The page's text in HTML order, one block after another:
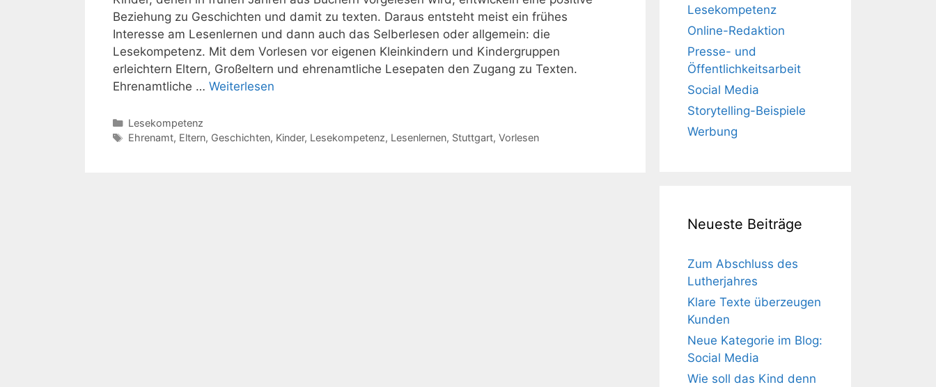
Beziehung zu Geschichten und damit zu texten. Daraus entsteht meist ein frühes
Interesse am Lesenlernen und dann auch das Selberlesen oder allgemein: die
Lesekompetenz. Mit dem Vorlesen vor eigenen Kleinkindern und Kindergruppen
erleichtern Eltern, Großeltern und ehrenamtliche Lesepaten den Zugang zu Texten.
Ehrenamtliche … Weiterlesen
Kategorien
Lesekompetenz
Schlagwörter
Ehrenamt, Eltern, Geschichten, Kinder, Lesekompetenz, Lesenlernen, Stuttgart, Vorlesen
Lesekompetenz
Online-Redaktion
Presse- und
Öffentlichkeitsarbeit
Social Media
Storytelling-Beispiele
Werbung
Neueste Beiträge
Zum Abschluss des
Lutherjahres
Klare Texte überzeugen
Kunden
Neue Kategorie im Blog:
Social Media
Wie soll das Kind denn